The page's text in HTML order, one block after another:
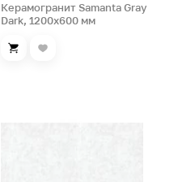
Керамогранит Samanta Gray
Dark, 1200х600 мм